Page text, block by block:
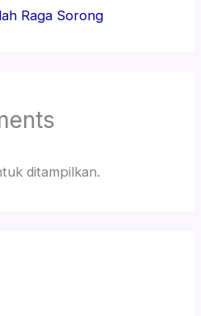
Raga Sorong
ditampilkan.